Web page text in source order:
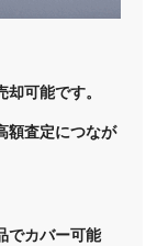
可能です。
額査定につなが
でカバー可能